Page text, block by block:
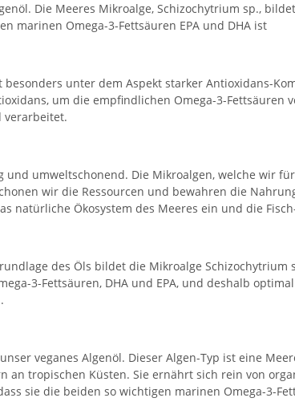
Die Meeres Mikroalge, Schizochytrium sp.,
marinen Omega-3-Fettsäuren EPA und DHA ist
besonders unter dem Aspekt starker Antioxidans-
um die empfindlichen Omega-3-Fettsäuren
verarbeitet.
und umweltschonend. Die Mikroalgen, welche wir
wir die Ressourcen und bewahren die
natürliche Ökosystem des Meeres ein und die
des Öls bildet die Mikroalge
3-Fettsäuren, DHA und EPA, und deshalb
veganes Algenöl. Dieser Algen-Typ ist eine
an tropischen Küsten. Sie ernährt sich rein von
sie die beiden so wichtigen marinen Omega-3-